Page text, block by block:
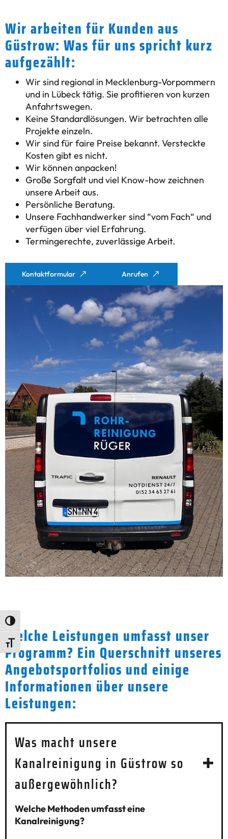
Umschalten auf hohe Kontraste
Schrift vergrößern
Wir arbeiten für Kunden aus
Güstrow: Was für uns spricht kurz
aufgezählt:
Wir sind regional in Mecklenburg-Vorpommern
und in Lübeck tätig. Sie profitieren von kurzen
Anfahrtswegen.
Keine Standardlösungen. Wir betrachten alle
Projekte einzeln.
Wir sind für faire Preise bekannt. Versteckte
Kosten gibt es nicht.
Wir können anpacken!
Große Sorgfalt und viel Know-how zeichnen
unsere Arbeit aus.
Persönliche Beratung.
Unsere Fachhandwerker sind “vom Fach“ und
verfügen über viel Erfahrung.
Termingerechte, zuverlässige Arbeit.
Kontaktformular Anrufen
Welche Leistungen umfasst unser
Programm? Ein Querschnitt unseres
Angebotsportfolios und einige
Informationen über unsere
Leistungen:
Was macht unsere
Kanalreinigung in Güstrow so
außergewöhnlich?
Welche Methoden umfasst eine
Kanalreinigung?